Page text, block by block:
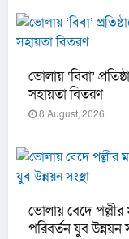
ভোলায় ‘বিবা’
সহায়তা বিতরণ
8 August, 2026
ভোলায় বেদে
পরিবর্তন যুব উন্নয়ন